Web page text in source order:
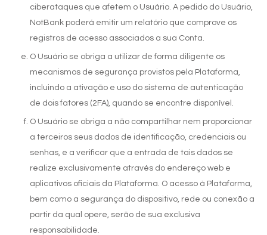
ciberataques que afetem o Usuário. A pedido do Usuário,
NotBank poderá emitir um relatório que comprove os
registros de acesso associados a sua Conta.
O Usuário se obriga a utilizar de forma diligente os
mecanismos de segurança provistos pela Plataforma,
incluindo a ativação e uso do sistema de autenticação
de dois fatores (2FA), quando se encontre disponível.
O Usuário se obriga a não compartilhar nem proporcionar
a terceiros seus dados de identificação, credenciais ou
senhas, e a verificar que a entrada de tais dados se
realize exclusivamente através do endereço web e
aplicativos oficiais da Plataforma. O acesso à Plataforma,
bem como a segurança do dispositivo, rede ou conexão a
partir da qual opere, serão de sua exclusiva
responsabilidade.